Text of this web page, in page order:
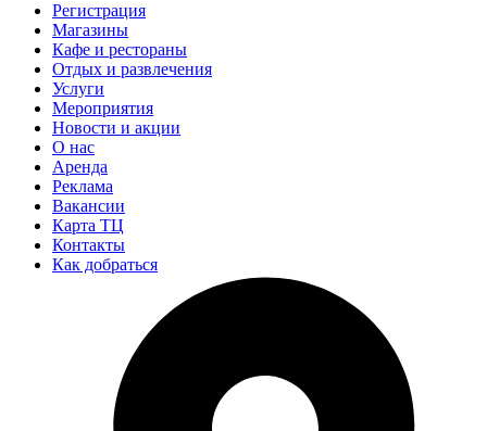
Регистрация
Магазины
Кафе и рестораны
Отдых и развлечения
Услуги
Мероприятия
Новости и акции
О нас
Аренда
Реклама
Вакансии
Карта ТЦ
Контакты
Как добраться